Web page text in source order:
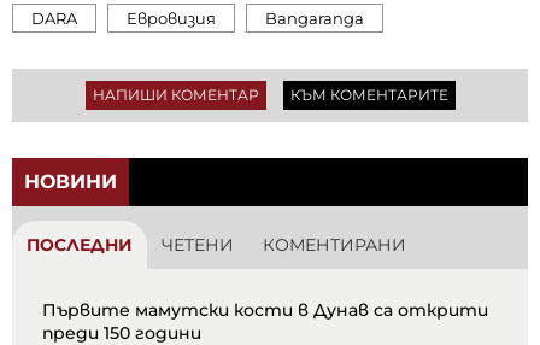
DARA Евровизия Bangaranga
НАПИШИ КОМЕНТАР КЪМ КОМЕНТАРИТЕ
НОВИНИ
ПОСЛЕДНИ ЧЕТЕНИ КОМЕНТИРАНИ
Първите мамутски кости в Дунав са открити
преди 150 години